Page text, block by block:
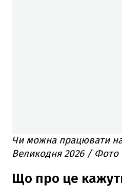
Чи можна працювати
Великодня 2026 / Фото
Що про це